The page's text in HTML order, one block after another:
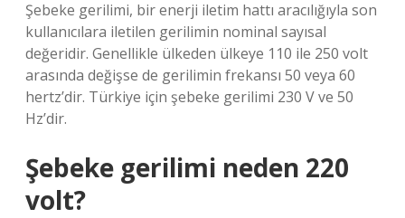
Şebeke gerilimi, bir enerji iletim hattı aracılığıyla son
kullanıcılara iletilen gerilimin nominal sayısal
değeridir. Genellikle ülkeden ülkeye 110 ile 250 volt
arasında değişse de gerilimin frekansı 50 veya 60
hertz’dir. Türkiye için şebeke gerilimi 230 V ve 50
Hz’dir.
Şebeke gerilimi neden 220
volt?